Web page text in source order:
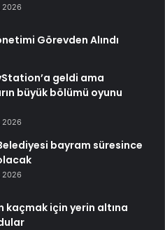
2026
Görevden Alındı
geldi ama
büyük bölümü oyunu
2026
bayram süresince
2026
kaçmak için yerin altına